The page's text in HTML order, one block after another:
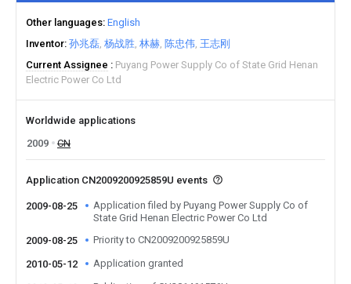
Other languages English
Inventor 孙兆磊 杨战胜 林赫 陈忠伟 王志刚
Current Assignee
Puyang Power Supply Co of State Grid Henan
Electric Power Co Ltd
Worldwide applications
2009
CN
Application CN2009200925859U events
2009-08-25
Application filed by Puyang Power Supply Co of
State Grid Henan Electric Power Co Ltd
2009-08-25
Priority to CN2009200925859U
2010-05-12 Application granted